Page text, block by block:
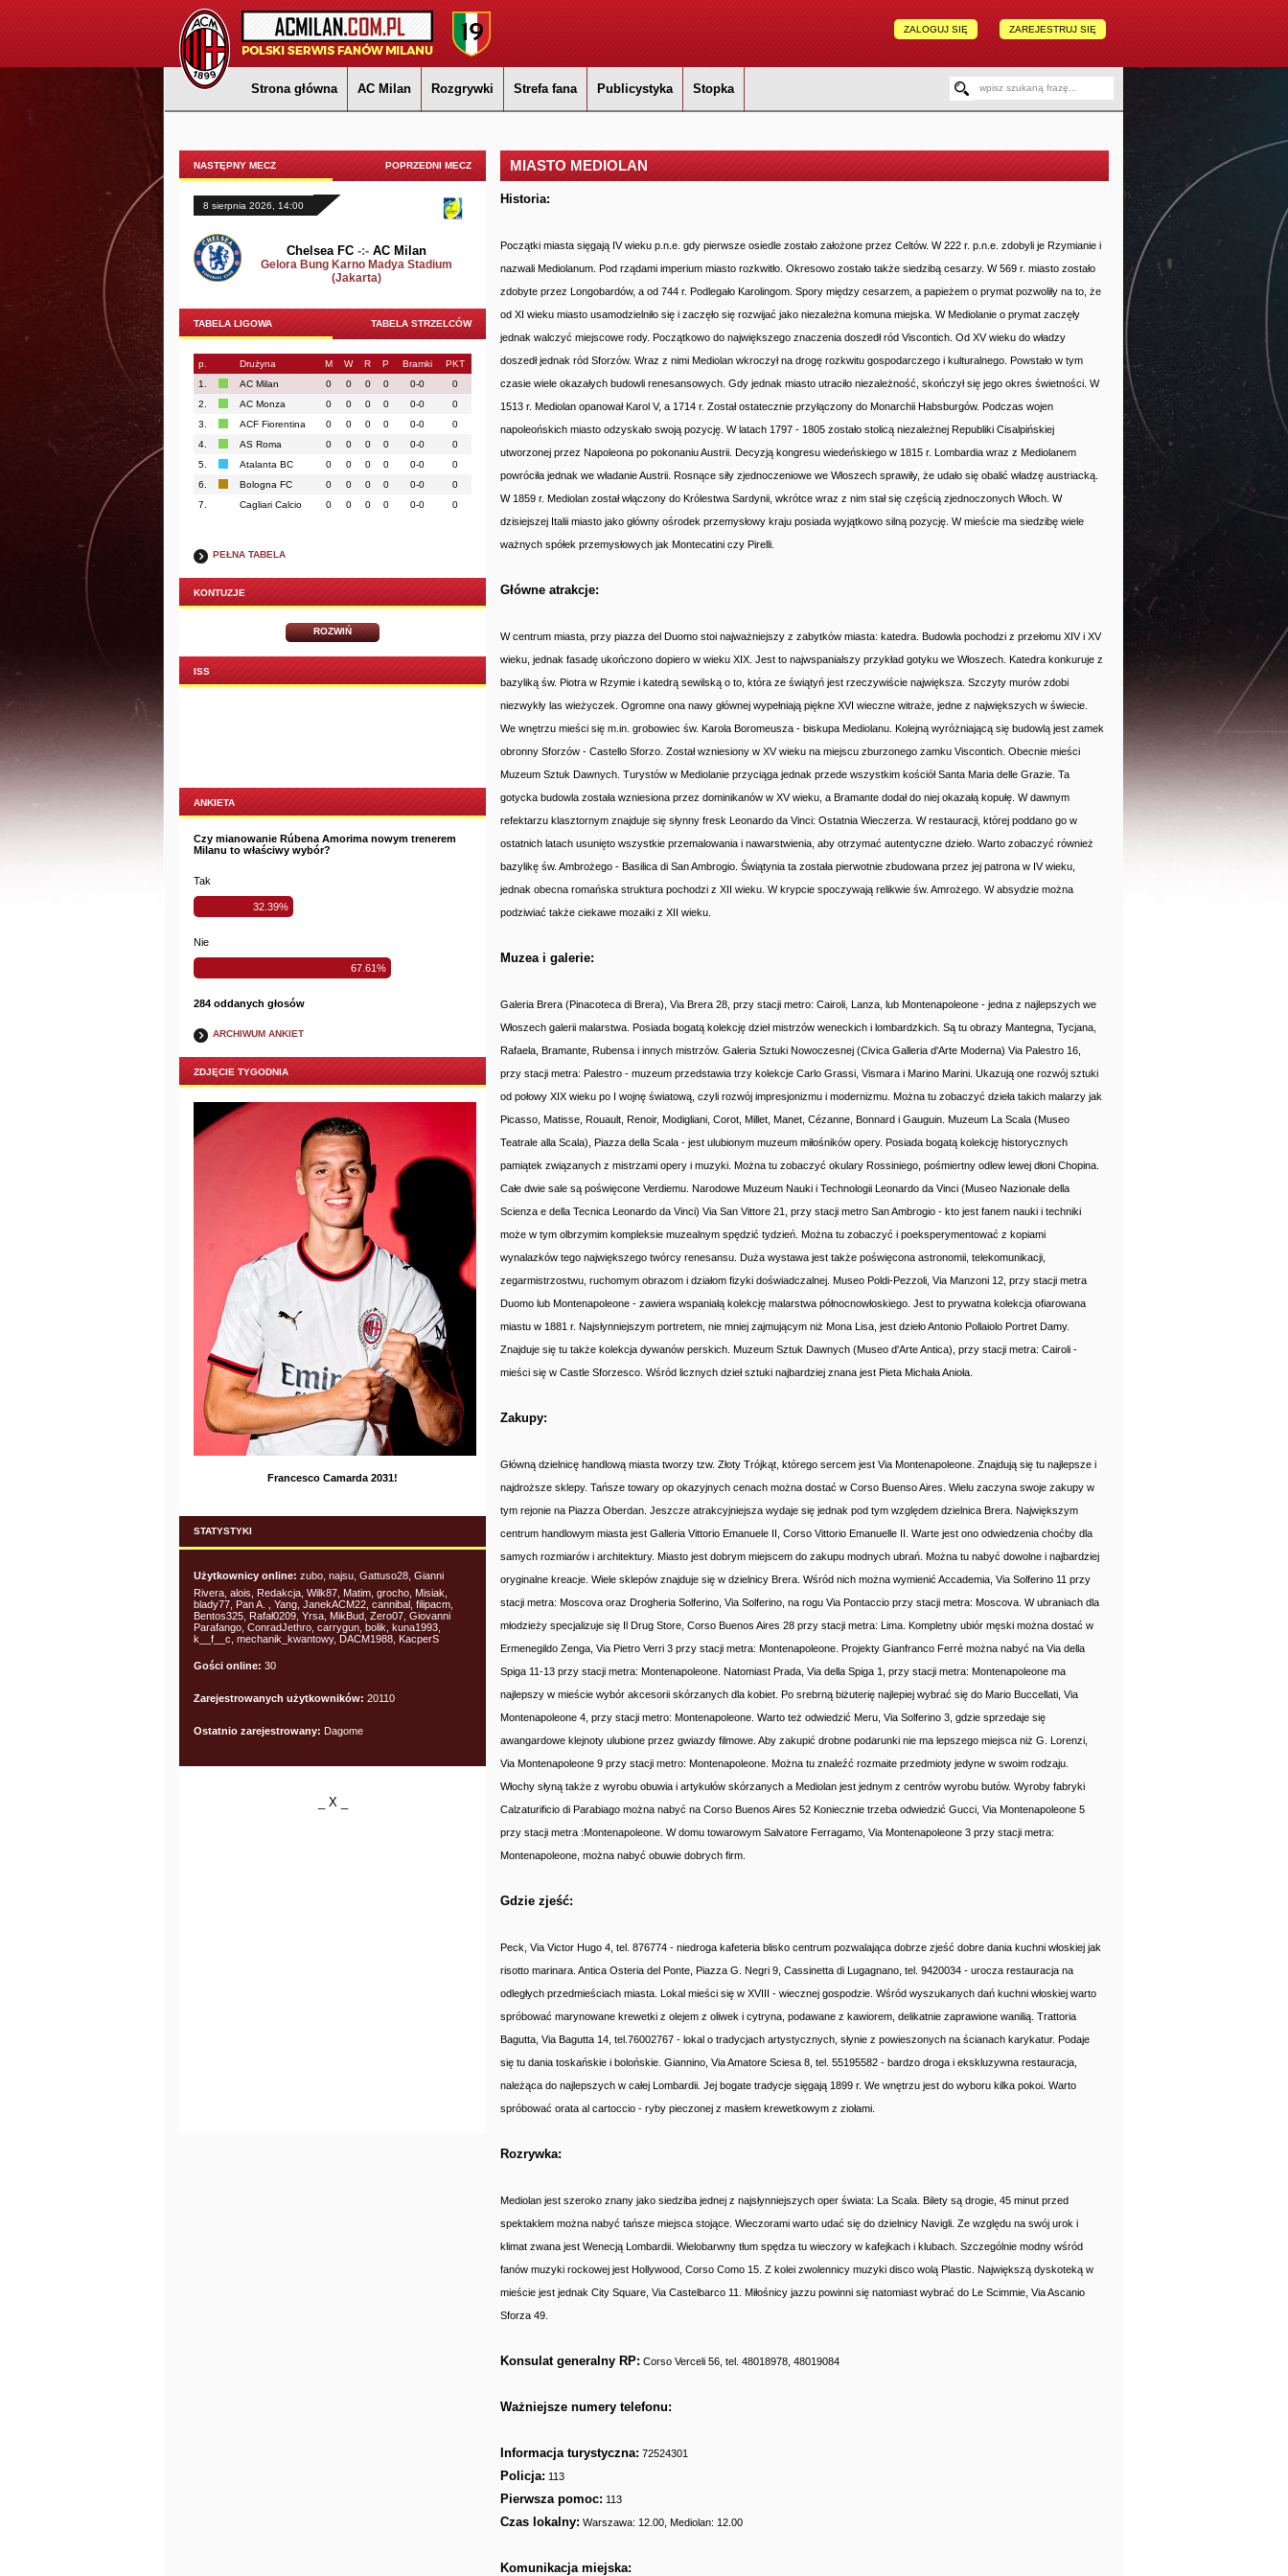
ZAREJESTRUJ SIĘ
ZALOGUJ SIĘ
Strona główna AC Milan Rozgrywki Strefa fana Publicystyka Stopka
NASTĘPNY MECZ POPRZEDNI MECZ
8 sierpnia 2026, 14:00
Chelsea FC -:- AC Milan
Gelora Bung Karno Madya Stadium
(Jakarta)
TABELA LIGOWA TABELA STRZELCÓW
p. Drużyna M W R P Bramki
PKT
1.
AC Milan 0 0 0 0 0-0
0
2.
AC Monza 0 0 0 0 0-0
0
3.
ACF Fiorentina 0 0 0 0 0-0
0
4.
AS Roma 0 0 0 0 0-0
0
5.
Atalanta BC 0 0 0 0 0-0
0
6.
Bologna FC 0 0 0 0 0-0
0
7.
Cagliari Calcio 0 0 0 0 0-0 0
PEŁNA TABELA
KONTUZJE
ROZWIŃ
ISS
ANKIETA
Czy mianowanie Rúbena Amorima nowym trenerem
Milanu to właściwy wybór?
Tak
32.39%
Nie
67.61%
284 oddanych głosów
ARCHIWUM ANKIET
ZDJĘCIE TYGODNIA
Francesco Camarda 2031!
STATYSTYKI
Użytkownicy online: zubo, najsu, Gattuso28, Gianni
Rivera, alois, Redakcja, Wilk87, Matim, grocho, Misiak,
blady77, Pan A. , Yang, JanekACM22, cannibal, filipacm,
Bentos325, Rafał0209, Yrsa, MikBud, Zero07, Giovanni
Parafango, ConradJethro, carrygun, bolik, kuna1993,
k__f__c, mechanik_kwantowy, DACM1988, KacperS
Gości online: 30
Zarejestrowanych użytkowników: 20110
Ostatnio zarejestrowany: Dagome
_ X _
MIASTO MEDIOLAN
Historia:
Początki miasta sięgają IV wieku p.n.e. gdy pierwsze osiedle zostało założone przez Celtów. W 222 r. p.n.e. zdobyli je Rzymianie i
nazwali Mediolanum. Pod rządami imperium miasto rozkwitło. Okresowo zostało także siedzibą cesarzy. W 569 r. miasto zostało
zdobyte przez Longobardów, a od 744 r. Podlegało Karolingom. Spory między cesarzem, a papieżem o prymat pozwoliły na to, że
od XI wieku miasto usamodzielniło się i zaczęło się rozwijać jako niezależna komuna miejska. W Mediolanie o prymat zaczęły
jednak walczyć miejscowe rody. Początkowo do największego znaczenia doszedł ród Viscontich. Od XV wieku do władzy
doszedł jednak ród Sforzów. Wraz z nimi Mediolan wkroczył na drogę rozkwitu gospodarczego i kulturalnego. Powstało w tym
czasie wiele okazałych budowli renesansowych. Gdy jednak miasto utraciło niezależność, skończył się jego okres świetności. W
1513 r. Mediolan opanował Karol V, a 1714 r. Został ostatecznie przyłączony do Monarchii Habsburgów. Podczas wojen
napoleońskich miasto odzyskało swoją pozycję. W latach 1797 - 1805 zostało stolicą niezależnej Republiki Cisalpińskiej
utworzonej przez Napoleona po pokonaniu Austrii. Decyzją kongresu wiedeńskiego w 1815 r. Lombardia wraz z Mediolanem
powróciła jednak we władanie Austrii. Rosnące siły zjednoczeniowe we Włoszech sprawiły, że udało się obalić władzę austriacką.
W 1859 r. Mediolan został włączony do Królestwa Sardynii, wkrótce wraz z nim stał się częścią zjednoczonych Włoch. W
dzisiejszej Italii miasto jako główny ośrodek przemysłowy kraju posiada wyjątkowo silną pozycję. W mieście ma siedzibę wiele
ważnych spółek przemysłowych jak Montecatini czy Pirelli.
Główne atrakcje:
W centrum miasta, przy piazza del Duomo stoi najważniejszy z zabytków miasta: katedra. Budowla pochodzi z przełomu XIV i XV
wieku, jednak fasadę ukończono dopiero w wieku XIX. Jest to najwspanialszy przykład gotyku we Włoszech. Katedra konkuruje z
bazyliką św. Piotra w Rzymie i katedrą sewilską o to, która ze świątyń jest rzeczywiście największa. Szczyty murów zdobi
niezwykły las wieżyczek. Ogromne ona nawy głównej wypełniają piękne XVI wieczne witraże, jedne z największych w świecie.
We wnętrzu mieści się m.in. grobowiec św. Karola Boromeusza - biskupa Mediolanu. Kolejną wyróżniającą się budowlą jest zamek
obronny Sforzów - Castello Sforzo. Został wzniesiony w XV wieku na miejscu zburzonego zamku Viscontich. Obecnie mieści
Muzeum Sztuk Dawnych. Turystów w Mediolanie przyciąga jednak przede wszystkim kościół Santa Maria delle Grazie. Ta
gotycka budowla została wzniesiona przez dominikanów w XV wieku, a Bramante dodał do niej okazałą kopułę. W dawnym
refektarzu klasztornym znajduje się słynny fresk Leonardo da Vinci: Ostatnia Wieczerza. W restauracji, której poddano go w
ostatnich latach usunięto wszystkie przemalowania i nawarstwienia, aby otrzymać autentyczne dzieło. Warto zobaczyć również
bazylikę św. Ambrożego - Basilica di San Ambrogio. Świątynia ta została pierwotnie zbudowana przez jej patrona w IV wieku,
jednak obecna romańska struktura pochodzi z XII wieku. W krypcie spoczywają relikwie św. Amrożego. W absydzie można
podziwiać także ciekawe mozaiki z XII wieku.
Muzea i galerie:
Galeria Brera (Pinacoteca di Brera), Via Brera 28, przy stacji metro: Cairoli, Lanza, lub Montenapoleone - jedna z najlepszych we
Włoszech galerii malarstwa. Posiada bogatą kolekcję dzieł mistrzów weneckich i lombardzkich. Są tu obrazy Mantegna, Tycjana,
Rafaela, Bramante, Rubensa i innych mistrzów. Galeria Sztuki Nowoczesnej (Civica Galleria d'Arte Moderna) Via Palestro 16,
przy stacji metra: Palestro - muzeum przedstawia trzy kolekcje Carlo Grassi, Vismara i Marino Marini. Ukazują one rozwój sztuki
od połowy XIX wieku po I wojnę światową, czyli rozwój impresjonizmu i modernizmu. Można tu zobaczyć dzieła takich malarzy jak
Picasso, Matisse, Rouault, Renoir, Modigliani, Corot, Millet, Manet, Cézanne, Bonnard i Gauguin. Muzeum La Scala (Museo
Teatrale alla Scala), Piazza della Scala - jest ulubionym muzeum miłośników opery. Posiada bogatą kolekcję historycznych
pamiątek związanych z mistrzami opery i muzyki. Można tu zobaczyć okulary Rossiniego, pośmiertny odlew lewej dłoni Chopina.
Całe dwie sale są poświęcone Verdiemu. Narodowe Muzeum Nauki i Technologii Leonardo da Vinci (Museo Nazionale della
Scienza e della Tecnica Leonardo da Vinci) Via San Vittore 21, przy stacji metro San Ambrogio - kto jest fanem nauki i techniki
może w tym olbrzymim kompleksie muzealnym spędzić tydzień. Można tu zobaczyć i poeksperymentować z kopiami
wynalazków tego największego twórcy renesansu. Duża wystawa jest także poświęcona astronomii, telekomunikacji,
zegarmistrzostwu, ruchomym obrazom i działom fizyki doświadczalnej. Museo Poldi-Pezzoli, Via Manzoni 12, przy stacji metra
Duomo lub Montenapoleone - zawiera wspaniałą kolekcję malarstwa północnowłoskiego. Jest to prywatna kolekcja ofiarowana
miastu w 1881 r. Najsłynniejszym portretem, nie mniej zajmującym niż Mona Lisa, jest dzieło Antonio Pollaiolo Portret Damy.
Znajduje się tu także kolekcja dywanów perskich. Muzeum Sztuk Dawnych (Museo d'Arte Antica), przy stacji metra: Cairoli -
mieści się w Castle Sforzesco. Wśród licznych dzieł sztuki najbardziej znana jest Pieta Michała Anioła.
Zakupy:
Główną dzielnicę handlową miasta tworzy tzw. Złoty Trójkąt, którego sercem jest Via Montenapoleone. Znajdują się tu najlepsze i
najdroższe sklepy. Tańsze towary op okazyjnych cenach można dostać w Corso Buenso Aires. Wielu zaczyna swoje zakupy w
tym rejonie na Piazza Oberdan. Jeszcze atrakcyjniejsza wydaje się jednak pod tym względem dzielnica Brera. Największym
centrum handlowym miasta jest Galleria Vittorio Emanuele II, Corso Vittorio Emanuelle II. Warte jest ono odwiedzenia choćby dla
samych rozmiarów i architektury. Miasto jest dobrym miejscem do zakupu modnych ubrań. Można tu nabyć dowolne i najbardziej
oryginalne kreacje. Wiele sklepów znajduje się w dzielnicy Brera. Wśród nich można wymienić Accademia, Via Solferino 11 przy
stacji metra: Moscova oraz Drogheria Solferino, Via Solferino, na rogu Via Pontaccio przy stacji metra: Moscova. W ubraniach dla
młodzieży specjalizuje się Il Drug Store, Corso Buenos Aires 28 przy stacji metra: Lima. Kompletny ubiór męski można dostać w
Ermenegildo Zenga, Via Pietro Verri 3 przy stacji metra: Montenapoleone. Projekty Gianfranco Ferré można nabyć na Via della
Spiga 11-13 przy stacji metra: Montenapoleone. Natomiast Prada, Via della Spiga 1, przy stacji metra: Montenapoleone ma
najlepszy w mieście wybór akcesorii skórzanych dla kobiet. Po srebrną biżuterię najlepiej wybrać się do Mario Buccellati, Via
Montenapoleone 4, przy stacji metro: Montenapoleone. Warto też odwiedzić Meru, Via Solferino 3, gdzie sprzedaje się
awangardowe klejnoty ulubione przez gwiazdy filmowe. Aby zakupić drobne podarunki nie ma lepszego miejsca niż G. Lorenzi,
Via Montenapoleone 9 przy stacji metro: Montenapoleone. Można tu znaleźć rozmaite przedmioty jedyne w swoim rodzaju.
Włochy słyną także z wyrobu obuwia i artykułów skórzanych a Mediolan jest jednym z centrów wyrobu butów. Wyroby fabryki
Calzaturificio di Parabiago można nabyć na Corso Buenos Aires 52 Koniecznie trzeba odwiedzić Gucci, Via Montenapoleone 5
przy stacji metra :Montenapoleone. W domu towarowym Salvatore Ferragamo, Via Montenapoleone 3 przy stacji metra:
Montenapoleone, można nabyć obuwie dobrych firm.
Gdzie zjeść:
Peck, Via Victor Hugo 4, tel. 876774 - niedroga kafeteria blisko centrum pozwalająca dobrze zjeść dobre dania kuchni włoskiej jak
risotto marinara. Antica Osteria del Ponte, Piazza G. Negri 9, Cassinetta di Lugagnano, tel. 9420034 - urocza restauracja na
odległych przedmieściach miasta. Lokal mieści się w XVIII - wiecznej gospodzie. Wśród wyszukanych dań kuchni włoskiej warto
spróbować marynowane krewetki z olejem z oliwek i cytryna, podawane z kawiorem, delikatnie zaprawione wanilią. Trattoria
Bagutta, Via Bagutta 14, tel.76002767 - lokal o tradycjach artystycznych, słynie z powieszonych na ścianach karykatur. Podaje
się tu dania toskańskie i bolońskie. Giannino, Via Amatore Sciesa 8, tel. 55195582 - bardzo droga i ekskluzywna restauracja,
należąca do najlepszych w całej Lombardii. Jej bogate tradycje sięgają 1899 r. We wnętrzu jest do wyboru kilka pokoi. Warto
spróbować orata al cartoccio - ryby pieczonej z masłem krewetkowym z ziołami.
Rozrywka:
Mediolan jest szeroko znany jako siedziba jednej z najsłynniejszych oper świata: La Scala. Bilety są drogie, 45 minut przed
spektaklem można nabyć tańsze miejsca stojące. Wieczorami warto udać się do dzielnicy Navigli. Ze względu na swój urok i
klimat zwana jest Wenecją Lombardii. Wielobarwny tłum spędza tu wieczory w kafejkach i klubach. Szczególnie modny wśród
fanów muzyki rockowej jest Hollywood, Corso Como 15. Z kolei zwolennicy muzyki disco wolą Plastic. Największą dyskoteką w
mieście jest jednak City Square, Via Castelbarco 11. Miłośnicy jazzu powinni się natomiast wybrać do Le Scimmie, Via Ascanio
Sforza 49.
Konsulat generalny RP: Corso Verceli 56, tel. 48018978, 48019084
Ważniejsze numery telefonu:
Informacja turystyczna: 72524301
Policja: 113
Pierwsza pomoc: 113
Czas lokalny: Warszawa: 12.00, Mediolan: 12.00
Komunikacja miejska: